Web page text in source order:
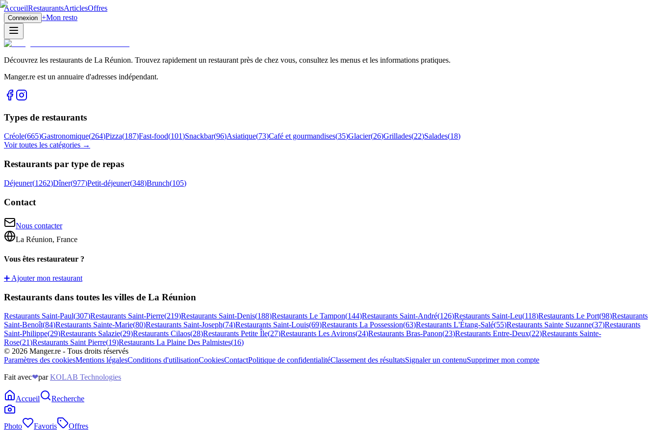
AccueilRestaurantsArticlesOffres
Connexion +Mon resto
Découvrez les restaurants de La Réunion. Trouvez rapidement un restaurant près de chez vous, consultez les menus et les informations pratiques.
Manger.re est un annuaire d'adresses indépendant.
Types de restaurants
Créole(665)Gastronomique(264)Pizza(187)Fast-food(101)Snackbar(96)Asiatique(73)Café et gourmandises(35)Glacier(26)Grillades(22)Salades(18)
Voir toutes les catégories →
Restaurants par type de repas
Déjeuner(1262)Dîner(977)Petit-déjeuner(348)Brunch(105)
Contact
Nous contacter
La Réunion, France
Vous êtes restaurateur ?
➕ Ajouter mon restaurant
Restaurants dans toutes les villes de La Réunion
Restaurants Saint-Paul(307)Restaurants Saint-Pierre(219)Restaurants Saint-Denis(188)Restaurants Le Tampon(144)Restaurants Saint-André(126)Restaurants Saint-Leu(118)Restaurants Le Port(98)Restaurants
Saint-Benoît(84)Restaurants Sainte-Marie(80)Restaurants Saint-Joseph(74)Restaurants Saint-Louis(69)Restaurants La Possession(63)Restaurants L'Étang-Salé(55)Restaurants Sainte Suzanne(37)Restaurants
Saint-Philippe(29)Restaurants Salazie(29)Restaurants Cilaos(28)Restaurants Petite Île(27)Restaurants Les Avirons(24)Restaurants Bras-Panon(23)Restaurants Entre-Deux(22)Restaurants Sainte-
Rose(21)Restaurants Saint Pierre(19)Restaurants La Plaine Des Palmistes(16)
© 2026 Manger.re - Tous droits réservés
Paramètres des cookiesMentions légalesConditions d'utilisationCookiesContactPolitique de confidentialitéClassement des résultatsSignaler un contenuSupprimer mon compte
Fait avec❤par KOLAB Technologies
Accueil Recherche
Photo Favoris Offres